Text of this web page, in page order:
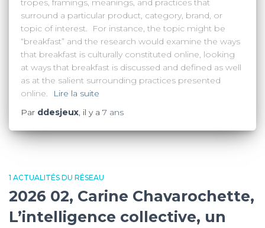
tropes, framings, meanings, and practices that
surround a particular product, category, brand, or
topic of interest. For instance, the topic might be
“breakfast” and the research would examine the ways
that breakfast is culturally constituted online, looking
at ways that breakfast is discussed and defined as well
as at the salient surrounding practices presented
online.
Lire la suite
Par ddesjeux, il y a 7 ans
1 ACTUALITÉS DU RÉSEAU
2026 02, Carine Chavarochette,
L’intelligence collective, un